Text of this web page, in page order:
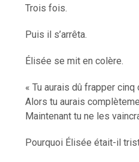
Trois fois.
Puis il s’arrêta.
Élisée se mit en colère.
« Tu aurais dû frapper
Alors tu aurais
Maintenant tu ne les
Pourquoi Élisée était-il